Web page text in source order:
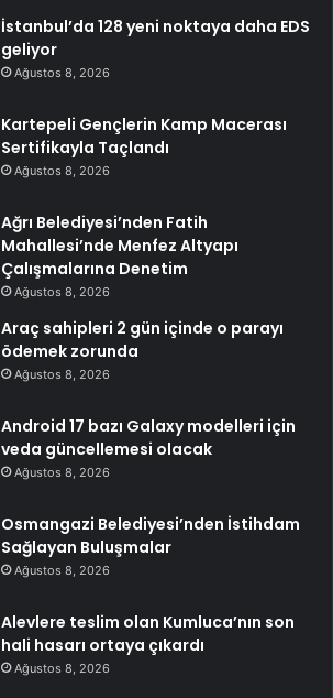
İstanbul’da 128 yeni noktaya daha EDS
geliyor
Ağustos 8, 2026
Kartepeli Gençlerin Kamp Macerası
Sertifikayla Taçlandı
Ağustos 8, 2026
Ağrı Belediyesi’nden Fatih
Mahallesi’nde Menfez Altyapı
Çalışmalarına Denetim
Ağustos 8, 2026
Araç sahipleri 2 gün içinde o parayı
ödemek zorunda
Ağustos 8, 2026
Android 17 bazı Galaxy modelleri için
veda güncellemesi olacak
Ağustos 8, 2026
Osmangazi Belediyesi’nden İstihdam
Sağlayan Buluşmalar
Ağustos 8, 2026
Alevlere teslim olan Kumluca’nın son
hali hasarı ortaya çıkardı
Ağustos 8, 2026